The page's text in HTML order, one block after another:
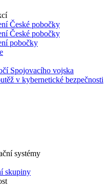
České pobočky
České pobočky
pobočky
Spojovacího vojska
v kybernetické bezpečnosti
systémy
skupiny